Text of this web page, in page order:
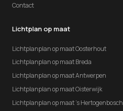
Contact
Lichtplan op maat
Lichtplanplan op maat Oosterhout
Lichtplanplan op maat Breda
Lichtplanplan op maat Antwerpen
Lichtplanplan op maat Oisterwijk
Lichtplanplan op maat 's Hertogenbosch